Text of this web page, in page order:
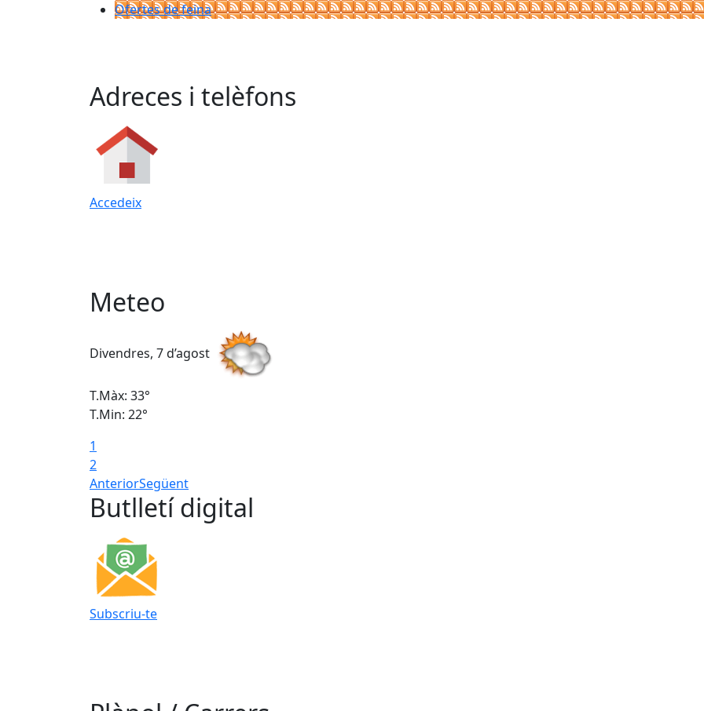
Ofertes de feina
Adreces i telèfons
Accedeix
Meteo
Divendres, 7 d’agost
T.Màx: 33°
T.Min: 22°
1
2
AnteriorSegüent
Butlletí digital
Subscriu-te